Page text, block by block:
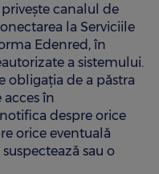
canalul de
la Serviciile
Edenred, în
a sistemului.
obligația de a păstra
în
despre orice
orice eventuală
sau o